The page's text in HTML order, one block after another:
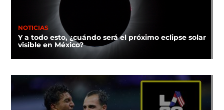
NOTICIAS
Y a todo esto, ¿cuándo será el próximo eclipse solar
visible en México?